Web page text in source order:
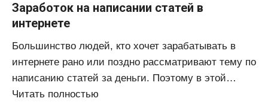
Заработок на написании статей в
интернете
Большинство людей, кто хочет зарабатывать в
интернете рано или поздно рассматривают тему по
написанию статей за деньги. Поэтому в этой…
Читать полностью